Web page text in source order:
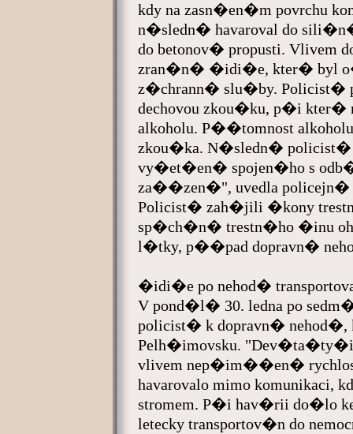
kdy na zasn�en�m povrchu
n�sledn� havaroval do
do betonov� propusti. Vlivem
zran�n� �idi�e, kter� byl
z�chrann� slu�by. Policist�
dechovou zkou�ku, p�i kter�
alkoholu. P��tomnost
zkou�ka. N�sledn�
vy�et�en� spojen�ho s
za��zen�", uvedla
Policist� zah�jili �kony
sp�ch�n� trestn�ho �inu
l�tky, p��pad dopravn�
�idi�e po nehod�
V pond�l� 30. ledna po
policist� k dopravn�
Pelh�imovsku.
vlivem nep�im��en�
havarovalo mimo komunikaci,
stromem. P�i hav�rii do�lo
letecky transportov�n do